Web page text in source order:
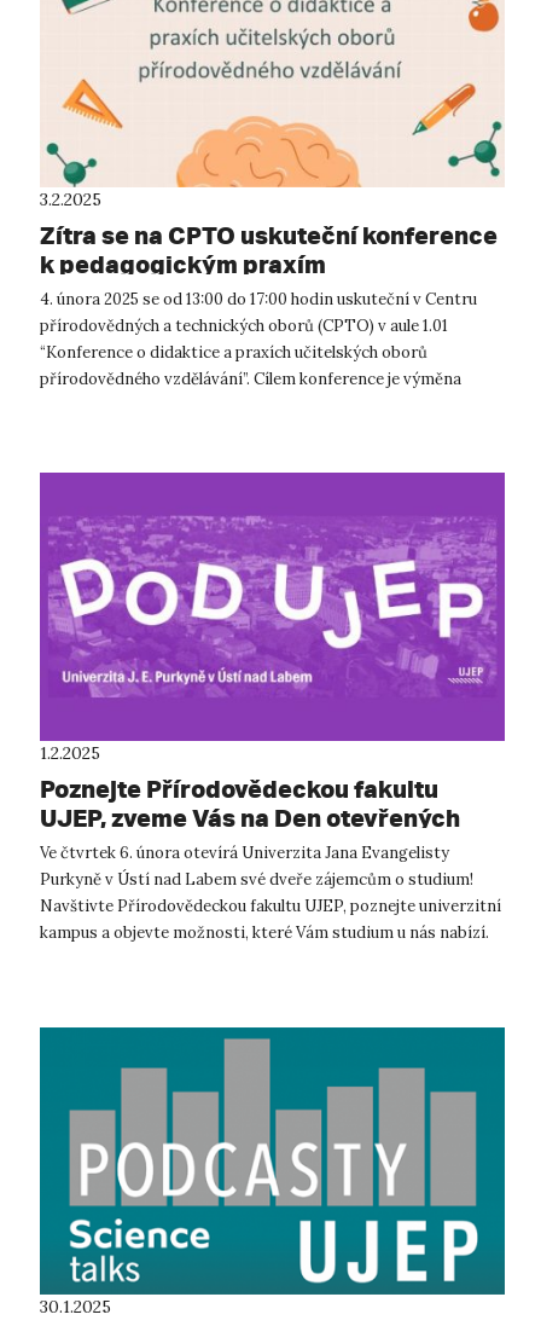
3.2.2025
Zítra se na CPTO uskuteční konference
k pedagogickým praxím
4. února 2025 se od 13:00 do 17:00 hodin uskuteční v Centru
přírodovědných a technických oborů (CPTO) v aule 1.01
“Konference o didaktice a praxích učitelských oborů
přírodovědného vzdělávání”. Cílem konference je výměna
1.2.2025
Poznejte Přírodovědeckou fakultu
UJEP, zveme Vás na Den otevřených
dveří!
Ve čtvrtek 6. února otevírá Univerzita Jana Evangelisty
Purkyně v Ústí nad Labem své dveře zájemcům o studium!
Navštivte Přírodovědeckou fakultu UJEP, poznejte univerzitní
kampus a objevte možnosti, které Vám studium u nás nabízí.
30.1.2025